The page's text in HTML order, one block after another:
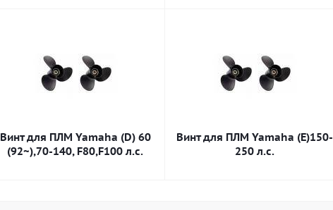
Винт для ПЛМ Yamaha (D) 60
(92~),70-140, F80,F100 л.с.
Винт для ПЛМ Yamaha (E)150-
250 л.с.